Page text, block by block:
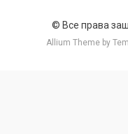
© Все права
Allium Theme by